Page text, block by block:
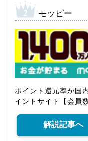
モッピー
ポイント還元率が国
イントサイト【会員
解説記事へ